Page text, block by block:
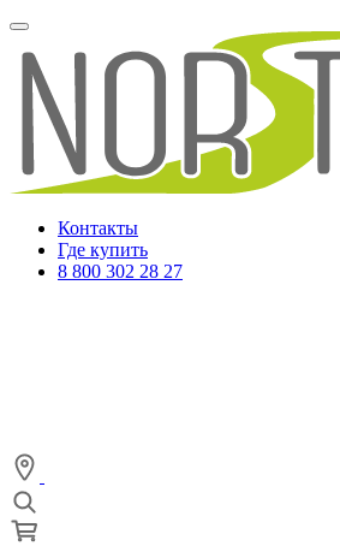
Контакты
Где купить
8 800 302 28 27